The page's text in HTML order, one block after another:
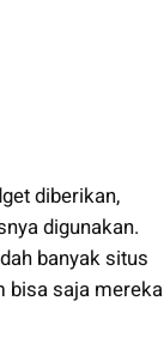
diberikan,
digunakan.
banyak situs
bisa saja mereka